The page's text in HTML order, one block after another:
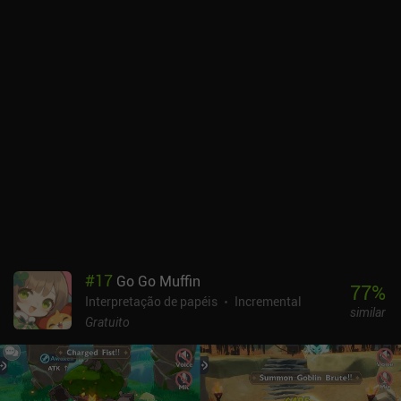
#17 Go Go Muffin
Interpretação de papéis
Incremental
Gratuito
77%
similar